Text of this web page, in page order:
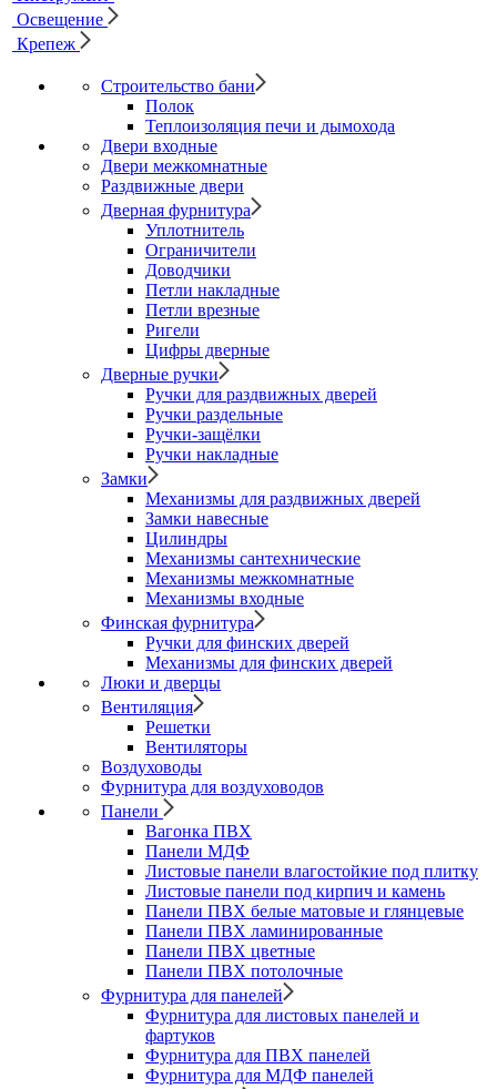
Освещение
Крепеж
Строительство бани
Полок
Теплоизоляция печи и дымохода
Двери входные
Двери межкомнатные
Раздвижные двери
Дверная фурнитура
Уплотнитель
Ограничители
Доводчики
Петли накладные
Петли врезные
Ригели
Цифры дверные
Дверные ручки
Ручки для раздвижных дверей
Ручки раздельные
Ручки-защёлки
Ручки накладные
Замки
Механизмы для раздвижных дверей
Замки навесные
Цилиндры
Механизмы сантехнические
Механизмы межкомнатные
Механизмы входные
Финская фурнитура
Ручки для финских дверей
Механизмы для финских дверей
Люки и дверцы
Вентиляция
Решетки
Вентиляторы
Воздуховоды
Фурнитура для воздуховодов
Панели
Вагонка ПВХ
Панели МДФ
Листовые панели влагостойкие под плитку
Листовые панели под кирпич и камень
Панели ПВХ белые матовые и глянцевые
Панели ПВХ ламинированные
Панели ПВХ цветные
Панели ПВХ потолочные
Фурнитура для панелей
Фурнитура для листовых панелей и
фартуков
Фурнитура для ПВХ панелей
Фурнитура для МДФ панелей